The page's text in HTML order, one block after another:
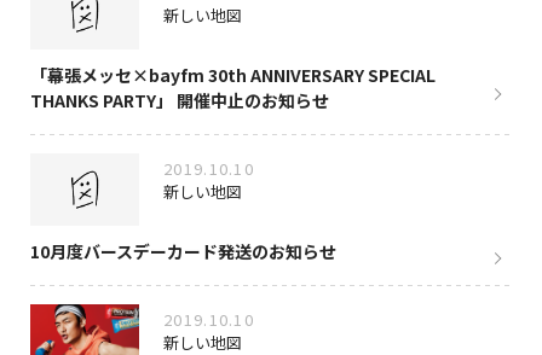
新しい地図
「幕張メッセ×bayfm 30th ANNIVERSARY SPECIAL
THANKS PARTY」 開催中止のお知らせ
2019.10.10
新しい地図
10月度バースデーカード発送のお知らせ
2019.10.10
新しい地図